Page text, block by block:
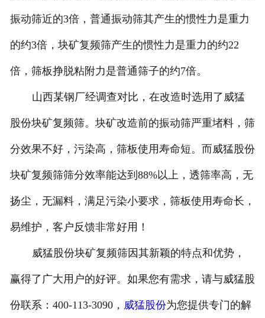
联系我们
振动筛近的3倍，普通振动筛其产生的惯性力是重力
的约3倍，块矿复频筛产生的惯性力是重力的约22
倍，筛板挣脱粘附力是普通筛子的约7倍。
山西某钢厂经调查对比，在改造时选用了威猛
股份块矿复频筛。块矿改造前的振动筛严重堵料，筛
分效果不好，污染高，筛板使用寿命短。而威猛股份
块矿复频筛筛分效率能达到88%以上，透筛率高，无
扬尘，无漏料，满足污染小要求，筛板使用寿命长，
易维护，客户反馈非常好用！
威猛股份块矿复频筛因其新颖的特点和优势，
赢得了广大用户的好评。如果您有需求，请与威猛股
份联系：400-113-3090， 威猛股份为您提供专门的解